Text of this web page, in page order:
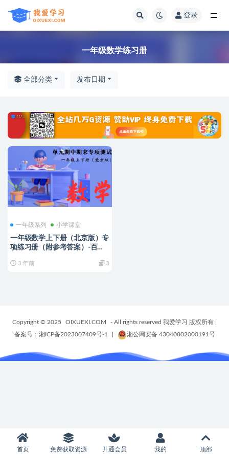
登录
一年级数学练习册
全部分类 发布日期
一年级系列 小学课堂
一年级数学上下册（北京版）专
项练习册（附参考答案）-百度
3 年前 3
Copyright © 2025 OIXUEXI.COM - All rights reserved 我爱学习 版权所有
备案号：湘ICP备2023007409号-1
湘公网安备 43040802000191号
首页 免费获取资源 开通会员 我的 顶部